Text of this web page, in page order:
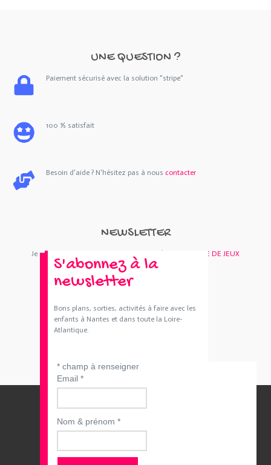
UNE QUESTION ?
Paiement sécurisé avec la solution "stripe"
100 % satisfait
Besoin d'aide ? N'hésitez pas à nous contacter
NEWSLETTER
Je m'abonne : Newsletter BOUTIQUE DE JEUX
S'abonnez à la
newsletter
Bons plans, sorties, activités à faire avec les
enfants à Nantes et dans toute la Loire-
Atlantique.
* champ à renseigner
Email *
Nom & prénom *